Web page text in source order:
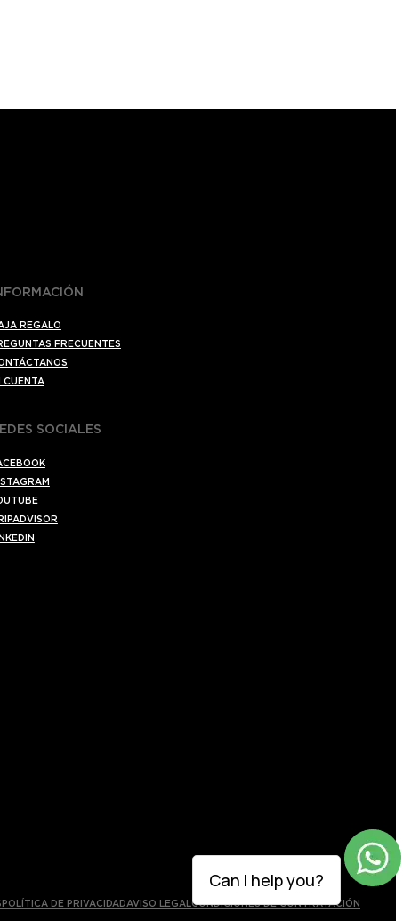
REGALO
FRECUENTES
CUENTA
SOCIALES
POLÍTICA DE PRIVACIDADAVISO LEGALCONDICIONES DE CONTRATACIÓN
Can I help you?